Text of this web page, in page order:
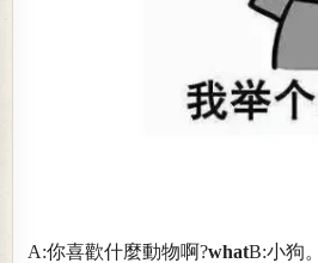
A:你喜歡什麼動物啊?whatB:小狗。